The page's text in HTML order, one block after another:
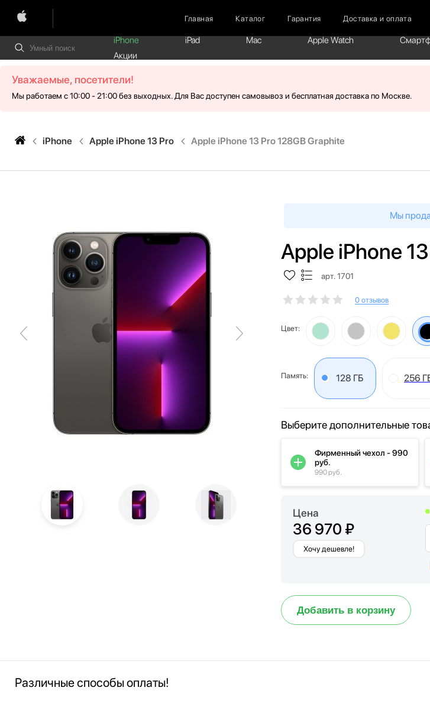
Главная Каталог Гарантия Доставка и оплата
iPhone iPad Mac Apple Watch
Акции
Уважаемые, посетители!
Мы работаем с 10:00 - 21:00 без выходных. Для Вас доступен самовывоз и бесплатная доставка по Москве.
iPhone Apple iPhone 13 Pro Apple iPhone 13 Pro 128GB Graphite
Мы
Apple iPhone
арт. 1701
0 отзывов
Цвет:
Память: 128 ГБ 256
Цена
36 970 ₽
Хочу дешевле!
Добавить в корзину
Выберите дополнительные
Фирменный чехол - 990
руб.
990 руб.
Различные способы оплаты!